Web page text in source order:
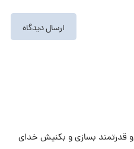
و قدرتمند بسازی و بکنیش خدای